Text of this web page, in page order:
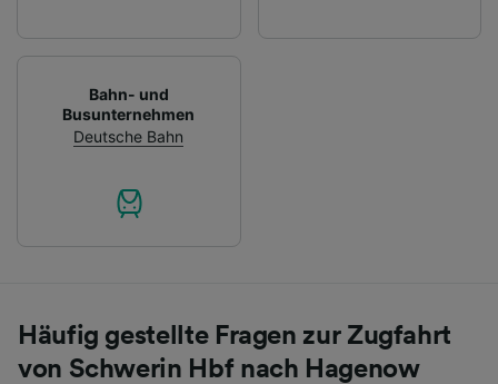
Bahn- und
Busunternehmen
Deutsche Bahn
Häufig gestellte Fragen zur Zugfahrt
von Schwerin Hbf nach Hagenow